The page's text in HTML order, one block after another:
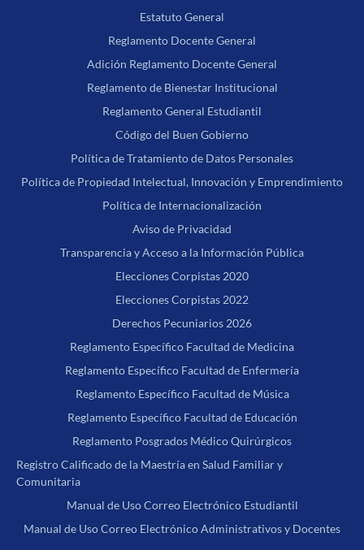
Estatuto General
Reglamento Docente General
Adición Reglamento Docente General
Reglamento de Bienestar Institucional
Reglamento General Estudiantil
Código del Buen Gobierno
Política de Tratamiento de Datos Personales
Política de Propiedad Intelectual, Innovación y Emprendimiento
Política de Internacionalización
Aviso de Privacidad
Transparencia y Acceso a la Información Pública
Elecciones Corpistas 2020
Elecciones Corpistas 2022
Derechos Pecuniarios 2026
Reglamento Específico Facultad de Medicina
Reglamento Específico Facultad de Enfermería
Reglamento Específico Facultad de Música
Reglamento Específico Facultad de Educación
Reglamento Posgrados Médico Quirúrgicos
Registro Calificado de la Maestría en Salud Familiar y
Comunitaria
Manual de Uso Correo Electrónico Estudiantil
Manual de Uso Correo Electrónico Administrativos y Docentes